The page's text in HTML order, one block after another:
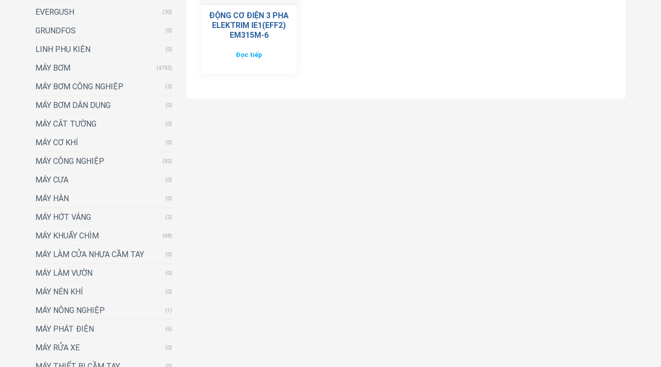
EVERGUSH (30)
GRUNDFOS (0)
LINH PHỤ KIỆN (0)
MÁY BƠM (4755)
MÁY BƠM CÔNG NGHIỆP (3)
MÁY BƠM DÂN DỤNG (0)
MÁY CẮT TƯỜNG (0)
MÁY CƠ KHÍ (0)
MÁY CÔNG NGHIỆP (82)
MÁY CƯA (0)
MÁY HÀN (0)
MÁY HỚT VÁNG (2)
MÁY KHUẤY CHÌM (68)
MÁY LÀM CỬA NHỰA CẦM TAY (0)
MÁY LÀM VƯỜN (0)
MÁY NÉN KHÍ (0)
MÁY NÔNG NGHIỆP (1)
MÁY PHÁT ĐIỆN (6)
MÁY RỬA XE (0)
ĐỘNG CƠ ĐIỆN 3 PHA
ELEKTRIM IE1(EFF2)
EM315M-6
Đọc tiếp